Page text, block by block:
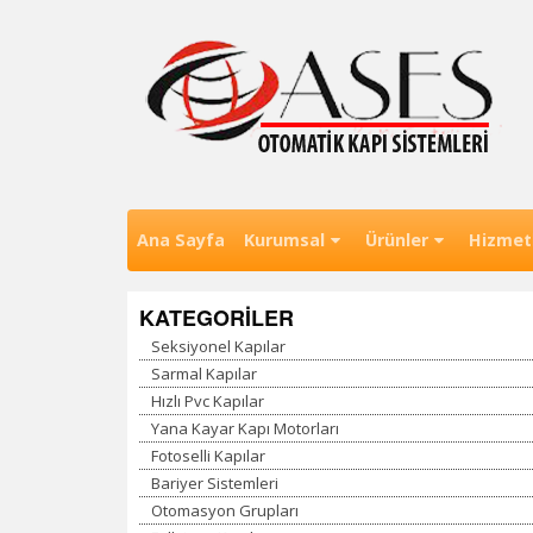
Ana Sayfa Kurumsal Ürünler
KATEGORİLER
Seksiyonel Kapılar
Sarmal Kapılar
Hızlı Pvc Kapılar
Yana Kayar Kapı Motorları
Fotoselli Kapılar
Bariyer Sistemleri
Otomasyon Grupları